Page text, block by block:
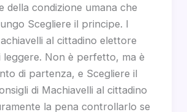
della condizione umana che
Scegliere il principe. I
al cittadino elettore
leggere. Non è perfetto, ma è
di partenza, e Scegliere il
di Machiavelli al cittadino
la pena controllarlo se